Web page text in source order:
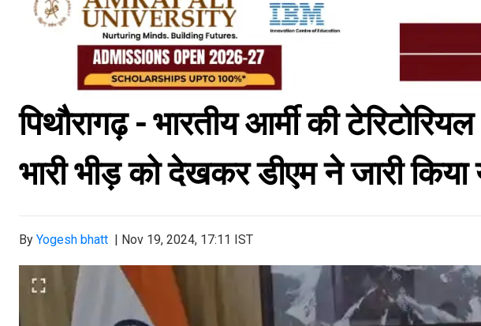
पिथौरागढ़ - भारतीय आर्मी की
भारी भीड़ को देखकर डीएम ने जारी
By Yogesh bhatt | Nov 19, 2024, 17:11 IST